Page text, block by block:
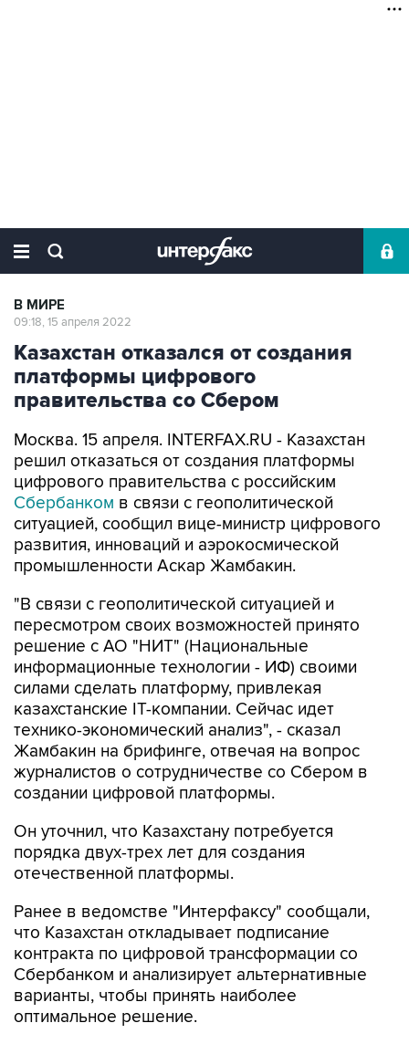
В МИРЕ
09:18, 15 апреля 2022
Казахстан отказался от создания
платформы цифрового
правительства со Сбером
Москва. 15 апреля. INTERFAX.RU - Казахстан
решил отказаться от создания платформы
цифрового правительства с российским
Сбербанком в связи с геополитической
ситуацией, сообщил вице-министр цифрового
развития, инноваций и аэрокосмической
промышленности Аскар Жамбакин.
"В связи с геополитической ситуацией и
пересмотром своих возможностей принято
решение с АО "НИТ" (Национальные
информационные технологии - ИФ) своими
силами сделать платформу, привлекая
казахстанские IT-компании. Сейчас идет
технико-экономический анализ", - сказал
Жамбакин на брифинге, отвечая на вопрос
журналистов о сотрудничестве со Сбером в
создании цифровой платформы.
Он уточнил, что Казахстану потребуется
порядка двух-трех лет для создания
отечественной платформы.
Ранее в ведомстве "Интерфаксу" сообщали,
что Казахстан откладывает подписание
контракта по цифровой трансформации со
Сбербанком и анализирует альтернативные
варианты, чтобы принять наиболее
оптимальное решение.